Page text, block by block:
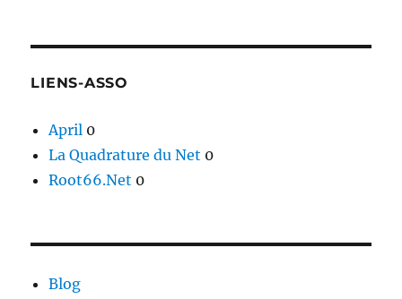
LIENS-ASSO
April 0
La Quadrature du Net 0
Root66.Net 0
Blog